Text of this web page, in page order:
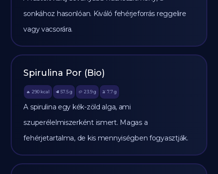
sonkához hasonlóan. Kiváló fehérjeforrás reggelire
vagy vacsorára.
Spirulina Por (Bio)
🔥 290 kcal 🥩 57.5 g 🥔 23.9g 🫒 7.7 g
A spirulina egy kék-zöld alga, ami
szuperélelmiszerként ismert. Magas a
fehérjetartalma, de kis mennyiségben fogyasztják.